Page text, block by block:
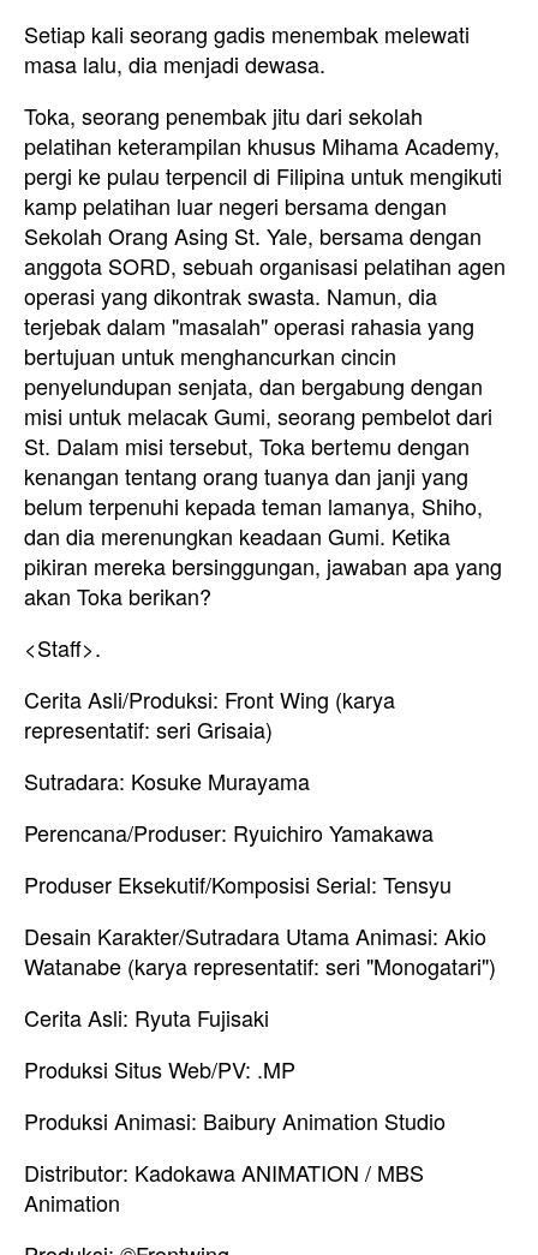
Setiap kali seorang gadis menembak melewati
masa lalu, dia menjadi dewasa.
Toka, seorang penembak jitu dari sekolah
pelatihan keterampilan khusus Mihama Academy,
pergi ke pulau terpencil di Filipina untuk mengikuti
kamp pelatihan luar negeri bersama dengan
Sekolah Orang Asing St. Yale, bersama dengan
anggota SORD, sebuah organisasi pelatihan agen
operasi yang dikontrak swasta. Namun, dia
terjebak dalam "masalah" operasi rahasia yang
bertujuan untuk menghancurkan cincin
penyelundupan senjata, dan bergabung dengan
misi untuk melacak Gumi, seorang pembelot dari
St. Dalam misi tersebut, Toka bertemu dengan
kenangan tentang orang tuanya dan janji yang
belum terpenuhi kepada teman lamanya, Shiho,
dan dia merenungkan keadaan Gumi. Ketika
pikiran mereka bersinggungan, jawaban apa yang
akan Toka berikan?
<Staff>.
Cerita Asli/Produksi: Front Wing (karya
representatif: seri Grisaia)
Sutradara: Kosuke Murayama
Perencana/Produser: Ryuichiro Yamakawa
Produser Eksekutif/Komposisi Serial: Tensyu
Desain Karakter/Sutradara Utama Animasi: Akio
Watanabe (karya representatif: seri "Monogatari")
Cerita Asli: Ryuta Fujisaki
Produksi Situs Web/PV: .MP
Produksi Animasi: Baibury Animation Studio
Distributor: Kadokawa ANIMATION / MBS
Animation